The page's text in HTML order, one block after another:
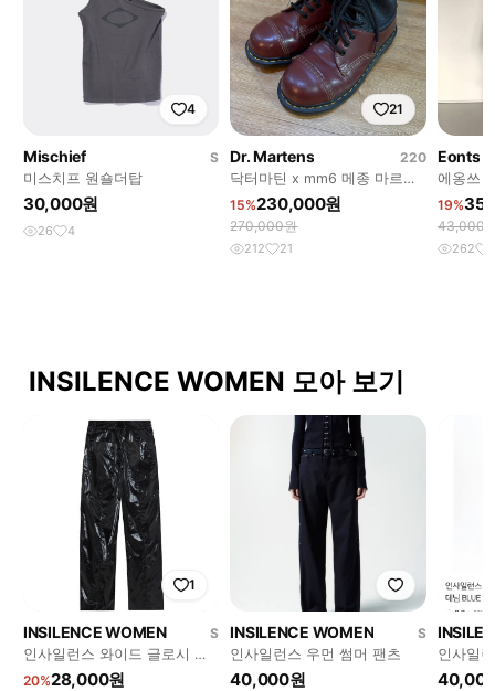
4
Mischief
S
미스치프 원숄더탑
30,000원
26 4
21
Dr. Martens
220
닥터마틴 x mm6 메종 마르지
엘라 220
15%230,000원
270,000원
212 21
Eonts
에옹쓰
19%
43,000
262
INSILENCE WOMEN 모아 보기
1
INSILENCE WOMEN
S
인사일런스 와이드 글로시 팬
츠 S
20%28,000원
INSILENCE WOMEN
S
인사일런스 우먼 썸머 팬츠
40,000원
인사일
님 BLUE